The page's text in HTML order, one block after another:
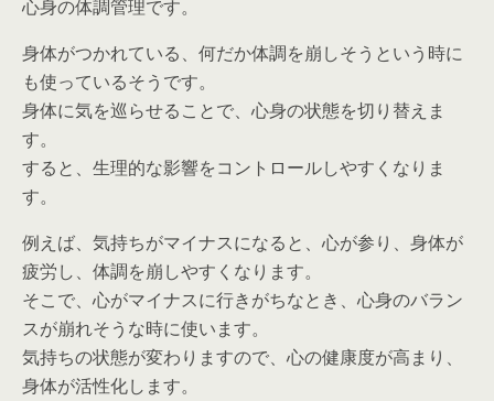
心身の体調管理です。
身体がつかれている、何だか体調を崩しそうという時に
も使っているそうです。
身体に気を巡らせることで、心身の状態を切り替えま
す。
すると、生理的な影響をコントロールしやすくなりま
す。
例えば、気持ちがマイナスになると、心が参り、身体が
疲労し、体調を崩しやすくなります。
そこで、心がマイナスに行きがちなとき、心身のバラン
スが崩れそうな時に使います。
気持ちの状態が変わりますので、心の健康度が高まり、
身体が活性化します。